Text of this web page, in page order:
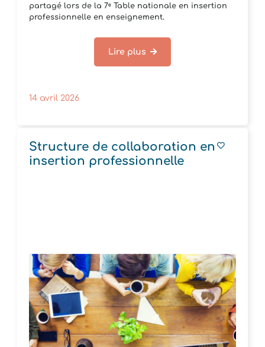
partagé lors de la 7ᵉ Table nationale en insertion
professionnelle en enseignement.
Lire plus
14 avril 2026
Structure de collaboration en
insertion professionnelle